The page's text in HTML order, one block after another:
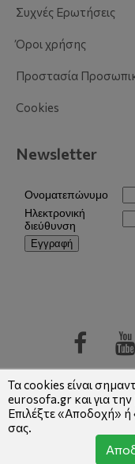
Συχνές Ερωτήσεις
Όροι χρήσης
Προστασία
Cookies
Newsletter
Copyright © 2026
Τα cookies είναι
eurosofa.gr και για
Επιλέξτε «Αποδοχή» ή
σας.